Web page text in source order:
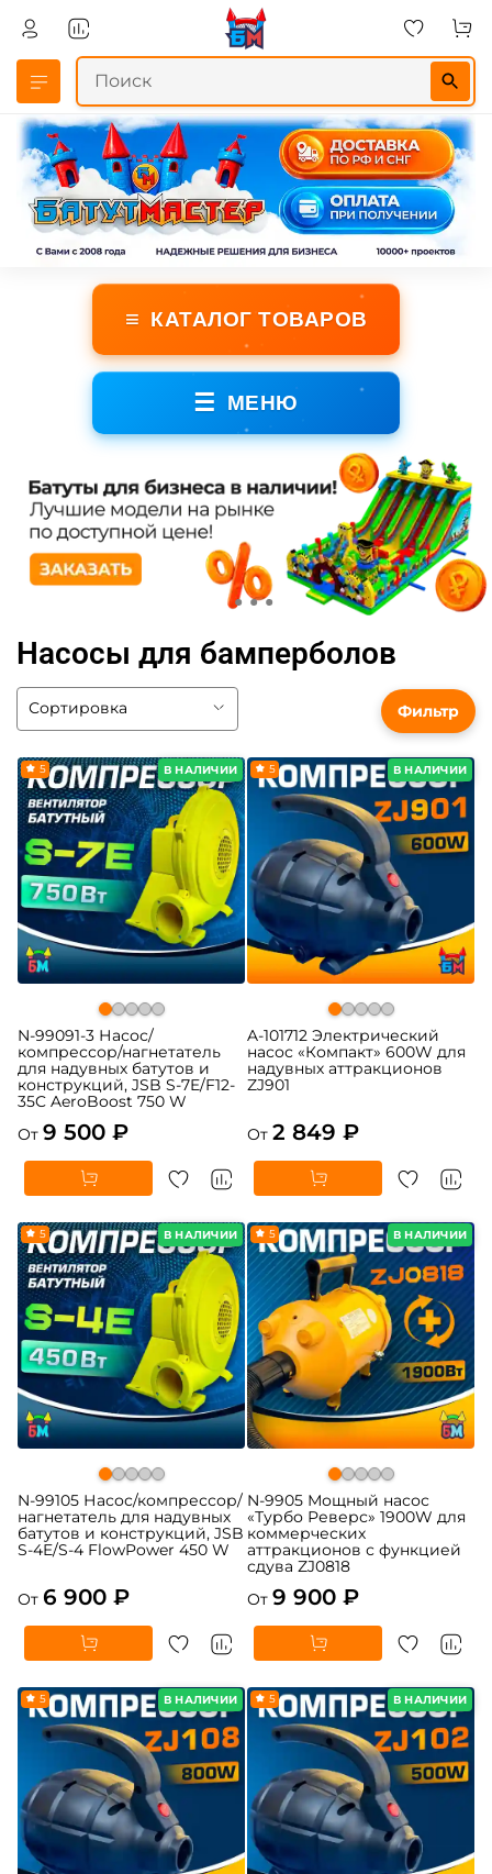
≡ КАТАЛОГ ТОВАРОВ
☰ МЕНЮ
Насосы для бамперболов
В НАЛИЧИИ
5
N-99091-3 Насос/
компрессор/нагнетатель
для надувных батутов и
конструкций, JSB S-7E/F12-
35C AeroBoost 750 W
От 9 500 ₽
В НАЛИЧИИ
5
A-101712 Электрический
насос «Компакт» 600W для
надувных аттракционов
ZJ901
От 2 849 ₽
В НАЛИЧИИ
5
N-99105 Насос/компрессор/
нагнетатель для надувных
батутов и конструкций, JSB
S-4E/S-4 FlowPower 450 W
От 6 900 ₽
В НАЛИЧИИ
5
N-9905 Мощный насос
«Турбо Реверс» 1900W для
коммерческих
аттракционов с функцией
сдува ZJ0818
От 9 900 ₽
В НАЛИЧИИ
5 В НАЛИЧИИ
5
Фильтр